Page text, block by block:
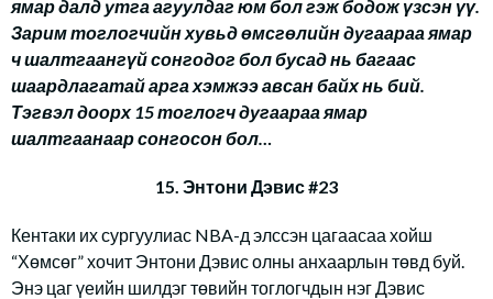
ямар далд утга агуулдаг юм бол гэж бодож үзсэн үү.
Зарим тоглогчийн хувьд өмсгөлийн дугаараа ямар
ч шалтгаангүй сонгодог бол бусад нь багаас
шаардлагатай арга хэмжээ авсан байх нь бий.
Тэгвэл доорх 15 тоглогч дугаараа ямар
шалтгаанаар сонгосон бол…
15. Энтони Дэвис #23
Кентаки их сургуулиас NBA-д элссэн цагаасаа хойш
“Хөмсөг” хочит Энтони Дэвис олны анхаарлын төвд буй.
Энэ цаг үеийн шилдэг төвийн тоглогчдын нэг Дэвис